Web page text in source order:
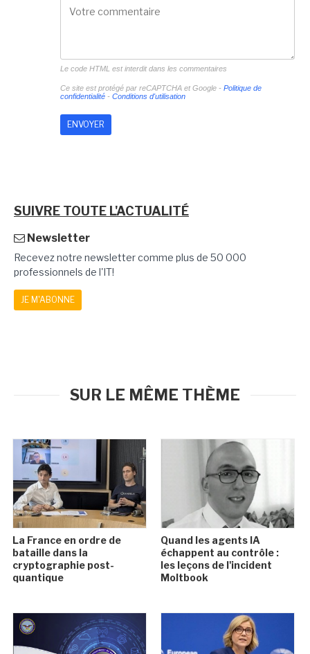
Le code HTML est interdit dans les commentaires
Ce site est protégé par reCAPTCHA et Google - Politique de
confidentialité- Conditions d'utilisation
SUIVRE TOUTE L'ACTUALITÉ
Newsletter
Recevez notre newsletter comme plus de 50 000
professionnels de l'IT!
JE M'ABONNE
SUR LE MÊME THÈME
La France en ordre de
bataille dans la
cryptographie post-
quantique
Quand les agents IA
échappent au contrôle :
les leçons de l'incident
Moltbook